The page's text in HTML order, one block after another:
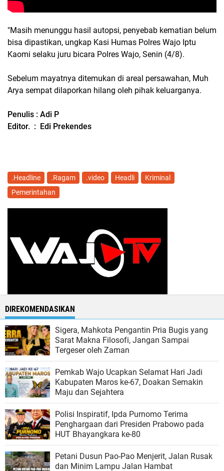
"Masih menunggu hasil autopsi, penyebab kematian belum
bisa dipastikan, ungkap Kasi Humas Polres Wajo Iptu
Kaomi selaku juru bicara Polres Wajo, Senin (4/8).
Sebelum mayatnya ditemukan di areal persawahan, Muh
Arya sempat dilaporkan hilang oleh pihak keluarganya.
Penulis : Adi P
Editor. : Edi Prekendes
.Headline .Ragam .video Headli
Kriminal
Pemerintahan
DIREKOMENDASIKAN
Sigera, Mahkota Pengantin Pria Bugis yang
Sarat Makna Filosofi, Jangan Sampai
Tergeser oleh Zaman
Pemkab Wajo Ucapkan Selamat Hari Jadi
Kabupaten Maros ke-67, Doakan Semakin
Maju dan Sejahtera
Polisi Inspiratif, Ipda Purnomo Terima
Penghargaan dari Presiden Prabowo pada
HUT Bhayangkara ke-80
Petani Dusun Pao-Pao Menjerit, Jalan Rusak
dan Minim Lampu Jalan Hambat